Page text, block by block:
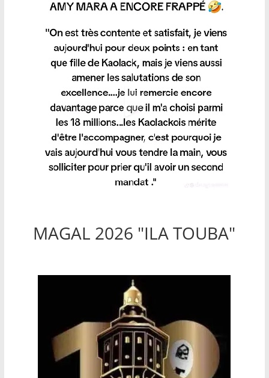
MAGAL 2026 "ILA TOUBA"